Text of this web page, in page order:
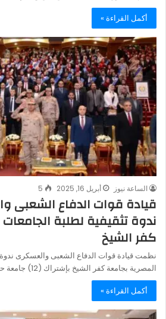
أكمل القراءة »
الساعة نيوز أبريل 16, 2025 5
قيادة قوات الدفاع الشعبى
ندوة تثقيفية لطلبة
كفر الشيخ
نظمت قيادة قوات الدفاع الشعبى والعسكرى ندوة
المصرية بجامعة كفر الشيخ بإشتراك (12) جامعة حكومية وخاصة للإرتقاء…
أكمل القراءة »